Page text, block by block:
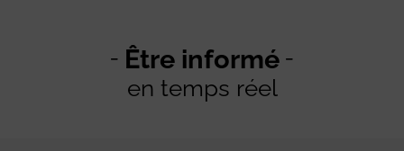
Être informé
en temps réel